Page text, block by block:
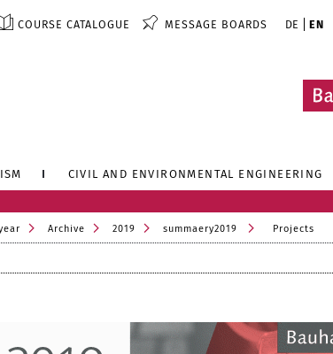
COURSE CATALOGUE MESSAGE BOARDS DE EN
CIVIL AND ENVIRONMENTAL ENGINEERING
Archive 2019 summaery2019 Projects